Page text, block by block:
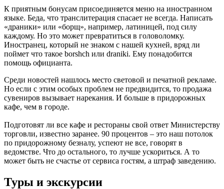
К приятным бонусам присоединяется меню на иностранном
языке. Беда, что транслитерация спасает не всегда. Написать
«драники» или «борщ», например, латиницей, под силу
каждому. Но это может превратиться в головоломку.
Иностранец, который не знаком с нашей кухней, вряд ли
поймет что такое borshch или draniki. Ему понадобится
помощь официанта.
Среди новостей нашлось место световой и печатной рекламе.
Но если с этим особых проблем не предвидится, то продажа
сувениров вызывает нарекания. И больше в придорожных
кафе, чем в городе.
Подготовят ли все кафе и рестораны свой ответ Министерству
торговли, известно заранее. 90 процентов – это наш потолок
по придорожному безналу, успеют не все, говорят в
ведомстве. Что до остального, то лучше ускориться. А то
может быть не счастье от сервиса гостям, а штраф заведению.
Туры и экскурсии